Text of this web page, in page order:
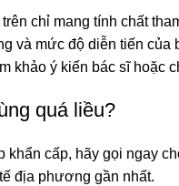
chỉ mang tính chất
và mức độ diễn tiến của
khảo ý kiến bác sĩ hoặc
quá liều?
khẩn cấp, hãy gọi ngay
địa phương gần nhất.